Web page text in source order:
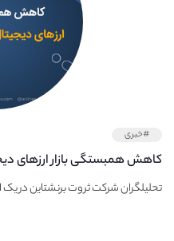
#خبری
کاهش همبستگی بازار ارزهای
تحلیلگران شرکت ثروت برنشتاین در یک